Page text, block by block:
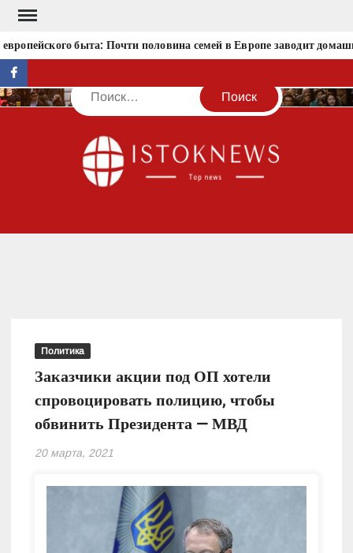
Перейти
содержимомубыта: Почти половина семей в Европе заводит
facebook
Поиск
Политика
Заказчики акции под ОП хотели
спровоцировать полицию, чтобы
обвинить Президента — МВД
20 марта, 2021